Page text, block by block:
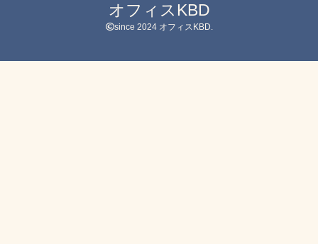
オフィスKBD
since 2024 オフィスKBD.